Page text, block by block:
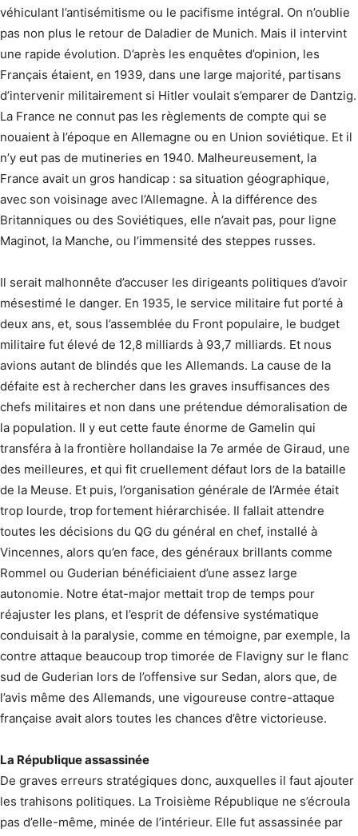
véhiculant l’antisémitisme ou le pacifisme intégral. On n’oublie
pas non plus le retour de Daladier de Munich. Mais il intervint
une rapide évolution. D’après les enquêtes d’opinion, les
Français étaient, en 1939, dans une large majorité, partisans
d’intervenir militairement si Hitler voulait s’emparer de Dantzig.
La France ne connut pas les règlements de compte qui se
nouaient à l’époque en Allemagne ou en Union soviétique. Et il
n’y eut pas de mutineries en 1940. Malheureusement, la
France avait un gros handicap : sa situation géographique,
avec son voisinage avec l’Allemagne. À la différence des
Britanniques ou des Soviétiques, elle n’avait pas, pour ligne
Maginot, la Manche, ou l’immensité des steppes russes.
Il serait malhonnête d’accuser les dirigeants politiques d’avoir
mésestimé le danger. En 1935, le service militaire fut porté à
deux ans, et, sous l’assemblée du Front populaire, le budget
militaire fut élevé de 12,8 milliards à 93,7 milliards. Et nous
avions autant de blindés que les Allemands. La cause de la
défaite est à rechercher dans les graves insuffisances des
chefs militaires et non dans une prétendue démoralisation de
la population. Il y eut cette faute énorme de Gamelin qui
transféra à la frontière hollandaise la 7e armée de Giraud, une
des meilleures, et qui fit cruellement défaut lors de la bataille
de la Meuse. Et puis, l’organisation générale de l’Armée était
trop lourde, trop fortement hiérarchisée. Il fallait attendre
toutes les décisions du QG du général en chef, installé à
Vincennes, alors qu’en face, des généraux brillants comme
Rommel ou Guderian bénéficiaient d’une assez large
autonomie. Notre état-major mettait trop de temps pour
réajuster les plans, et l’esprit de défensive systématique
conduisait à la paralysie, comme en témoigne, par exemple, la
contre attaque beaucoup trop timorée de Flavigny sur le flanc
sud de Guderian lors de l’offensive sur Sedan, alors que, de
l’avis même des Allemands, une vigoureuse contre-attaque
française avait alors toutes les chances d’être victorieuse.
La République assassinée
De graves erreurs stratégiques donc, auxquelles il faut ajouter
les trahisons politiques. La Troisième République ne s’écroula
pas d’elle-même, minée de l’intérieur. Elle fut assassinée par